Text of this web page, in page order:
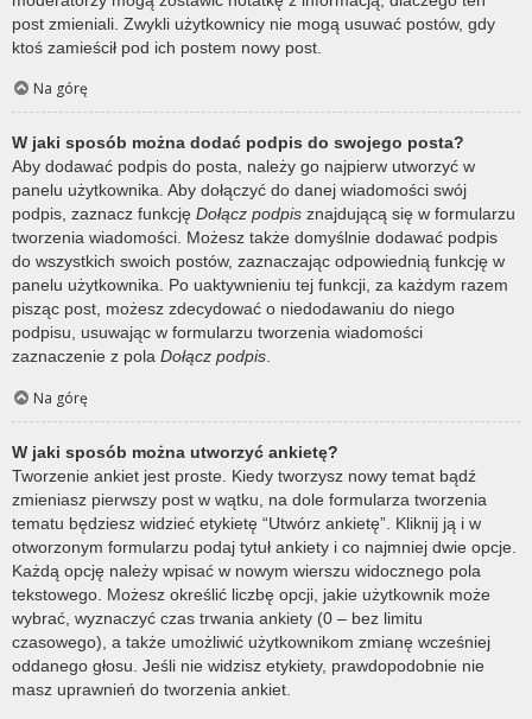
post zmieniali. Zwykli użytkownicy nie mogą usuwać postów, gdy
ktoś zamieścił pod ich postem nowy post.
Na górę
W jaki sposób można dodać podpis do swojego posta?
Aby dodawać podpis do posta, należy go najpierw utworzyć w
panelu użytkownika. Aby dołączyć do danej wiadomości swój
podpis, zaznacz funkcję Dołącz podpis znajdującą się w formularzu
tworzenia wiadomości. Możesz także domyślnie dodawać podpis
do wszystkich swoich postów, zaznaczając odpowiednią funkcję w
panelu użytkownika. Po uaktywnieniu tej funkcji, za każdym razem
pisząc post, możesz zdecydować o niedodawaniu do niego
podpisu, usuwając w formularzu tworzenia wiadomości
zaznaczenie z pola Dołącz podpis.
Na górę
W jaki sposób można utworzyć ankietę?
Tworzenie ankiet jest proste. Kiedy tworzysz nowy temat bądź
zmieniasz pierwszy post w wątku, na dole formularza tworzenia
tematu będziesz widzieć etykietę “Utwórz ankietę”. Kliknij ją i w
otworzonym formularzu podaj tytuł ankiety i co najmniej dwie opcje.
Każdą opcję należy wpisać w nowym wierszu widocznego pola
tekstowego. Możesz określić liczbę opcji, jakie użytkownik może
wybrać, wyznaczyć czas trwania ankiety (0 – bez limitu
czasowego), a także umożliwić użytkownikom zmianę wcześniej
oddanego głosu. Jeśli nie widzisz etykiety, prawdopodobnie nie
masz uprawnień do tworzenia ankiet.